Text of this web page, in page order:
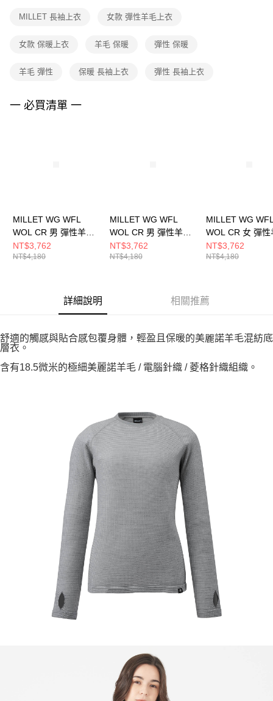
１．透過由恩沛科技股份有限公司提供之「AFTEE先享後付」服務完成之交
權轉讓予恩沛科技股份有限公司。
３．未成年的使用者請事先徵得法定代理人或監護人之同意方可使用
４．使用「AFTEE先享後付」時，將依據個別帳號之用戶狀況，依本公司即
MILLET 長袖上衣 女款 彈性羊毛上衣
女款 保暖上衣 羊毛 保暖 彈性 保暖
羊毛 彈性 保暖 長袖上衣 彈性 長袖上衣
一 必買清單 一
MILLET WG WFL
WOL CR 男 彈性羊毛
保暖長袖上衣
MIV01905N0247
NT$3,762
NT$4,180
MILLET WG WFL
WOL CR 男 彈性羊毛
保暖長袖上衣
MIV01905N4809
NT$3,762
NT$4,180
MILLET WG
WOL CR 女 彈性
保暖長袖上衣
MIV01915N0247
NT$3,762
NT$4,180
詳細說明 相關推薦
舒適的觸感與貼合感包覆身體，輕盈且保暖的美麗諾羊毛混紡底
層衣。
含有18.5微米的極細美麗諾羊毛 / 電腦針織 / 菱格針織組織。